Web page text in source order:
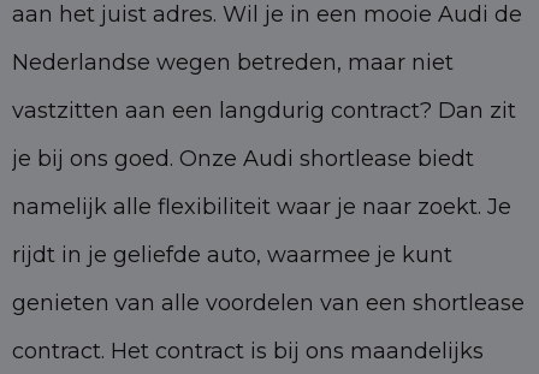
aan het juist adres. Wil je in een mooie Audi de
Nederlandse wegen betreden, maar niet
vastzitten aan een langdurig contract? Dan zit
je bij ons goed. Onze Audi shortlease biedt
namelijk alle flexibiliteit waar je naar zoekt. Je
rijdt in je geliefde auto, waarmee je kunt
genieten van alle voordelen van een shortlease
contract. Het contract is bij ons maandelijks